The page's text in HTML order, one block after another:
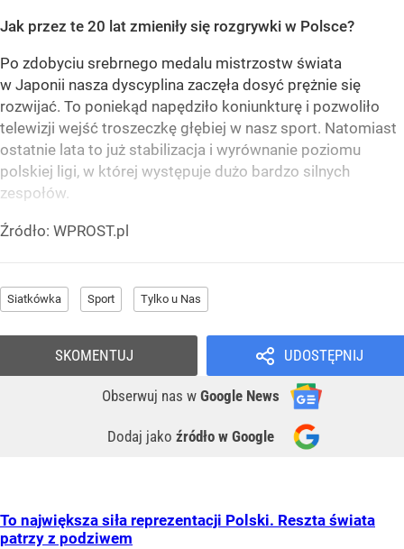
Jak przez te 20 lat zmieniły się rozgrywki w Polsce?
Po zdobyciu srebrnego medalu mistrzostw świata
w Japonii nasza dyscyplina zaczęła dosyć prężnie się
rozwijać. To poniekąd napędziło koniunkturę i pozwoliło
telewizji wejść troszeczkę głębiej w nasz sport. Natomiast
ostatnie lata to już stabilizacja i wyrównanie poziomu
polskiej ligi, w której występuje dużo bardzo silnych
zespołów.
Źródło: WPROST.pl
Siatkówka Sport Tylko u Nas
UDOSTĘPNIJ
Obserwuj nas w Google News
Dodaj jako źródło w Google
SKOMENTUJ
To największa siła reprezentacji Polski. Reszta świata
patrzy z podziwem